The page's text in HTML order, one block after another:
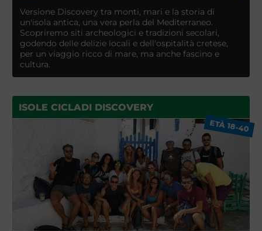
Versione Discovery tra monti, mari e la storia di
un'isola antica, una vera perla del Mediterraneo.
Scopriremo siti archeologici e tradizioni secolari,
godendo delle delizie locali e dell'ospitalità cretese,
per un viaggio ricco di mare, ma anche fascino e
cultura.
ISOLE CICLADI DISCOVERY
ETÀ 18-40